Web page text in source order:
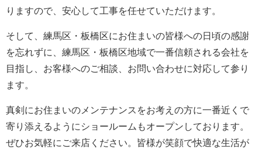
りますので、安心して工事を任せていただけます。
そして、練馬区・板橋区にお住まいの皆様への日頃の感謝
を忘れずに、練馬区・板橋区地域で一番信頼される会社を
目指し、お客様へのご相談、お問い合わせに対応して参り
ます。
真剣にお住まいのメンテナンスをお考えの方に一番近くで
寄り添えるようにショールームもオープンしております。
ぜひお気軽にご来店ください。皆様が笑顔で快適な生活が